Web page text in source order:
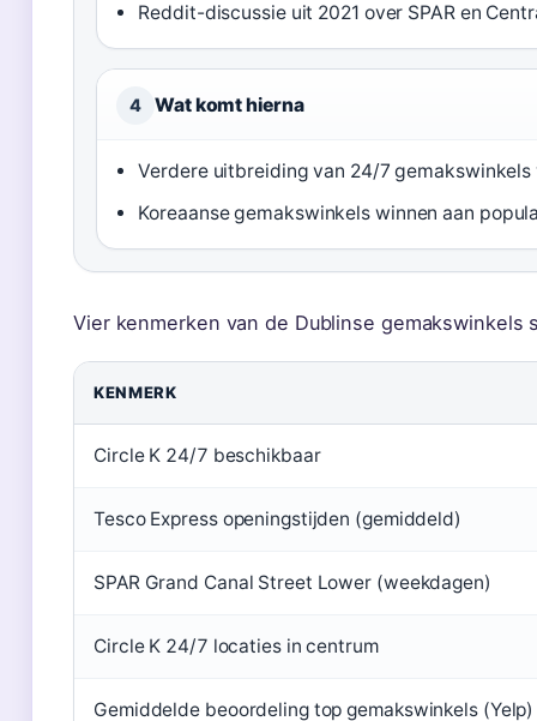
Reddit-discussie uit 2021 over SPAR en
4 Wat komt hierna
Verdere uitbreiding van 24/7
Koreaanse gemakswinkels winnen aan
Vier kenmerken van de Dublinse gemakswinkels
KENMERK
Circle K 24/7 beschikbaar
Tesco Express openingstijden (gemiddeld)
SPAR Grand Canal Street Lower (weekdagen)
Circle K 24/7 locaties in centrum
Gemiddelde beoordeling top gemakswinkels (Yelp)